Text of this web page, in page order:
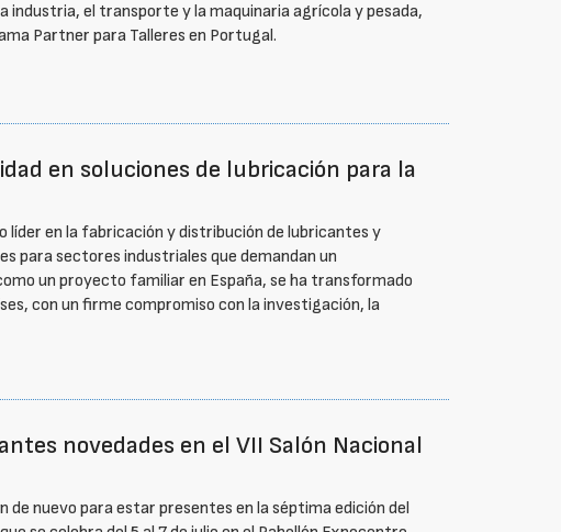
industria, el transporte y la maquinaria agrícola y pesada,
Partner para Talleres en Portugal.
en soluciones de lubricación para la
líder en la fabricación y distribución de lubricantes y
para sectores industriales que demandan un
un proyecto familiar en España, se ha transformado
con un firme compromiso con la investigación, la
novedades en el VII Salón Nacional
de nuevo para estar presentes en la séptima edición del